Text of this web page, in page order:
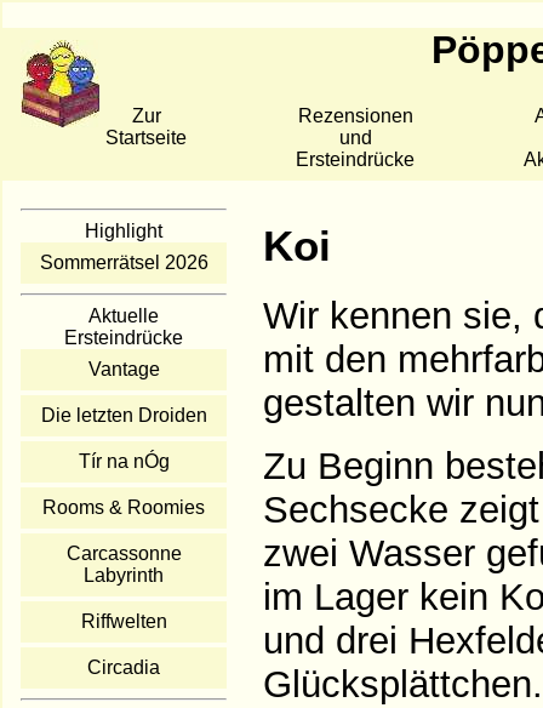
Zur
Startseite
Rezensionen
und
Ersteindrücke
Highlight
Sommerrätsel 2026
Aktuelle
Ersteindrücke
Vantage
Die letzten Droiden
Tír na nÓg
Rooms & Roomies
Carcassonne
Labyrinth
Riffwelten
Circadia
Koi
Wir kennen sie,
mit den
gestalten wir
Zu Beginn
Sechsecke
zwei Wasser
im Lager kein
und drei
Glücksplättchen.